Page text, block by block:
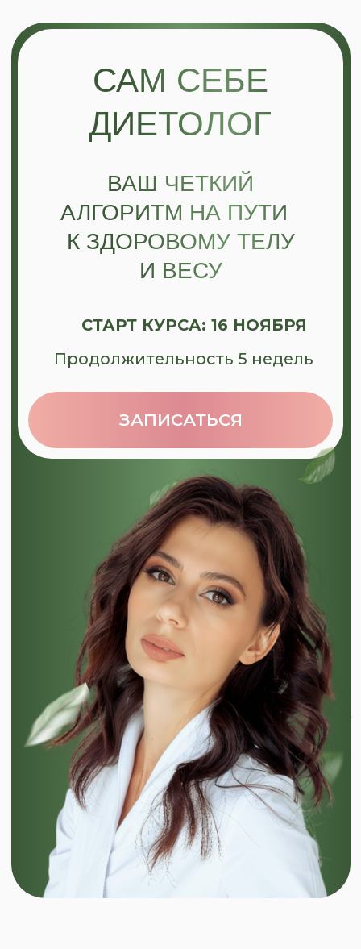
ДИЕТОЛОГ
Продолжительность 5 недель
СТАРТ КУРСА: 16 НОЯБРЯ
ВАШ ЧЕТКИЙ
К ЗДОРОВОМУ ТЕЛУ
И ВЕСУ
ПОСМОТРИТЕ
КОРОТКУЮ ВИДЕО-
ПРЕЗЕНТАЦИЮ КУРСА,
чтобы выбрать для себя наиболее
подходящий тариф и принять
взвешенное решение